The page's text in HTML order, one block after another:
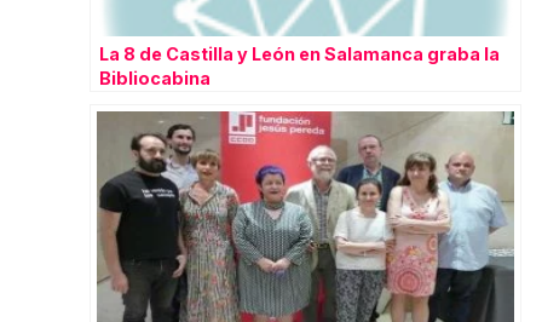
La 8 de Castilla y León en Salamanca graba la
Bibliocabina